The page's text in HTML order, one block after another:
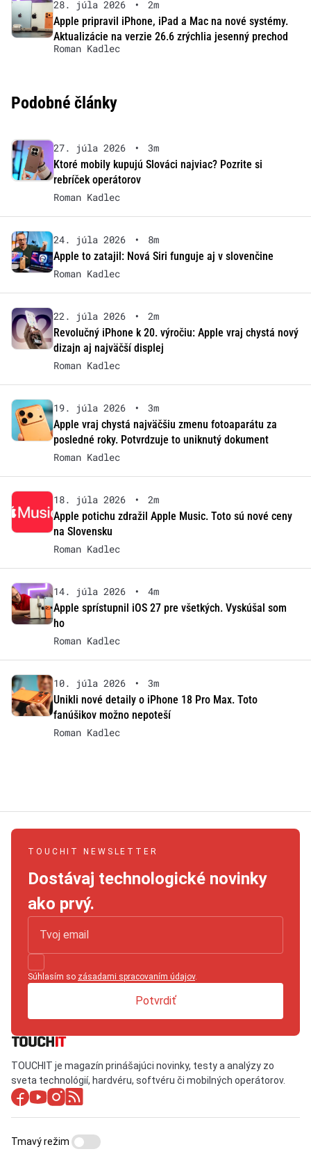
28. júla 2026 •
2m
Apple pripravil iPhone, iPad a Mac na nové systémy.
Aktualizácie na verzie 26.6 zrýchlia jesenný prechod
Roman Kadlec
Podobné články
27. júla 2026 •
3m
Ktoré mobily kupujú Slováci najviac? Pozrite si
rebríček operátorov
Roman Kadlec
24. júla 2026 •
8m
Apple to zatajil: Nová Siri funguje aj v slovenčine
Roman Kadlec
22. júla 2026 •
2m
Revolučný iPhone k 20. výročiu: Apple vraj chystá nový
dizajn aj najväčší displej
Roman Kadlec
19. júla 2026 •
3m
Apple vraj chystá najväčšiu zmenu fotoaparátu za
posledné roky. Potvrdzuje to uniknutý dokument
Roman Kadlec
18. júla 2026 •
2m
Apple potichu zdražil Apple Music. Toto sú nové ceny
na Slovensku
Roman Kadlec
14. júla 2026 •
4m
Apple sprístupnil iOS 27 pre všetkých. Vyskúšal som
ho
Roman Kadlec
10. júla 2026 •
3m
Unikli nové detaily o iPhone 18 Pro Max. Toto
fanúšikov možno nepoteší
Roman Kadlec
TOUCHIT NEWSLETTER
Dostávaj technologické novinky
ako prvý.
Súhlasím so zásadami spracovaním údajov.
Potvrdiť
TOUCHIT je magazín prinášajúci novinky, testy a analýzy zo
sveta technológií, hardvéru, softvéru či mobilných operátorov.
Tmavý režim